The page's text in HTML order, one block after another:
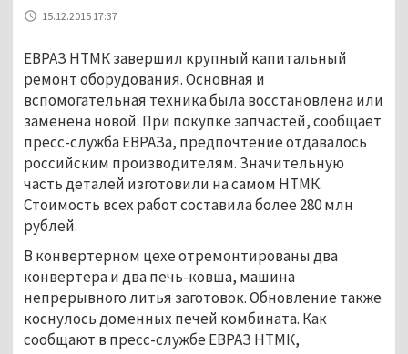
15.12.2015 17:37
ЕВРАЗ НТМК завершил крупный капитальный
ремонт оборудования. Основная и
вспомогательная техника была восстановлена или
заменена новой. При покупке запчастей, сообщает
пресс-служба ЕВРАЗа, предпочтение отдавалось
российским производителям. Значительную
часть деталей изготовили на самом НТМК.
Стоимость всех работ составила более 280 млн
рублей.
В конвертерном цехе отремонтированы два
конвертера и два печь-ковша, машина
непрерывного литья заготовок. Обновление также
коснулось доменных печей комбината. Как
сообщают в пресс-службе ЕВРАЗ НТМК,